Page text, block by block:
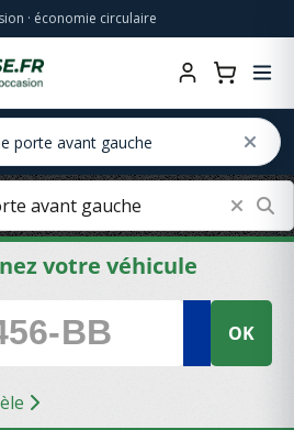
· économie circulaire
votre véhicule
OK
modèle